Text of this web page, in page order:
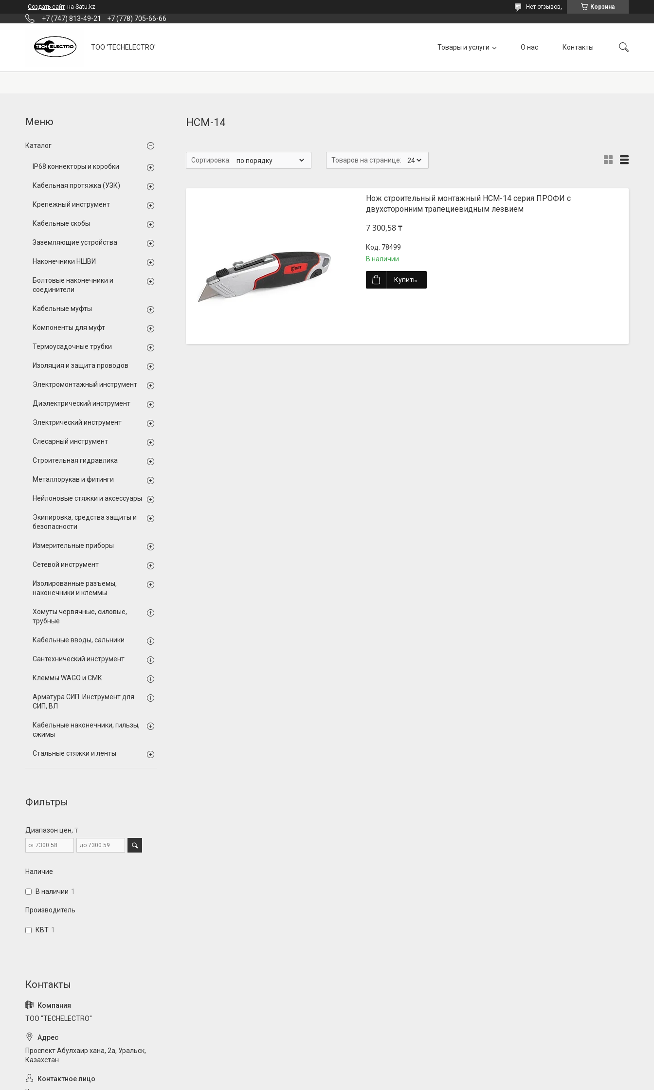
Создать сайт на Satu.kz Корзина
Нет отзывов,
+7 (747) 813-49-21 +7 (778) 705-66-66
ТОО 'TECHELECTRO' Товары и услуги О нас Контакты
НСМ-14
Нож строительный монтажный НСМ-14 серия ПРОФИ с
двухсторонним трапециевидным лезвием
7 300,58 ₸
78499
В наличии
Купить
Каталог
IP68 коннекторы и коробки
Кабельная протяжка (УЗК)
Крепежный инструмент
Кабельные скобы
Заземляющие устройства
Наконечники НШВИ
Болтовые наконечники и
соединители
Кабельные муфты
Компоненты для муфт
Термоусадочные трубки
Изоляция и защита проводов
Электромонтажный инструмент
Диэлектрический инструмент
Электрический инструмент
Слесарный инструмент
Строительная гидравлика
Металлорукав и фитинги
Нейлоновые стяжки и аксессуары
Экипировка, средства защиты и
безопасности
Измерительные приборы
Сетевой инструмент
Изолированные разъемы,
наконечники и клеммы
Хомуты червячные, силовые,
трубные
Кабельные вводы, сальники
Сантехнический инструмент
Клеммы WAGO и СМК
Арматура СИП. Инструмент для
СИП, ВЛ
Кабельные наконечники, гильзы,
сжимы
Стальные стяжки и ленты
Фильтры
Диапазон цен, ₸
Наличие
В наличии 1
Производитель
КВТ 1
ТОО "TECHELECTRO"
Проспект Абулхаир хана, 2а, Уральск,
Казахстан